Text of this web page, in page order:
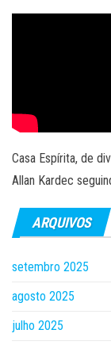
Casa Espírita, de
Allan Kardec
ARQUIVOS
setembro 2025
agosto 2025
julho 2025